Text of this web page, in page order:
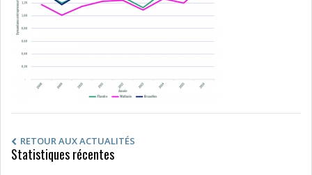
RETOUR AUX ACTUALITÉS
Statistiques récentes